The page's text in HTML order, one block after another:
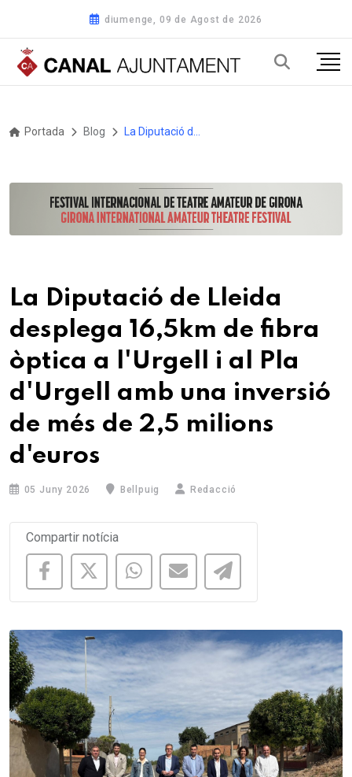
diumenge, 09 de Agost de 2026
Portada Blog
La Diputació de Lleida
desplega 16,5km de fibra
òptica a l'Urgell i al Pla
d'Urgell amb una inversió
de més de 2,5 milions
d'euros
05 Juny 2026 Bellpuig Redacció
Compartir notícia